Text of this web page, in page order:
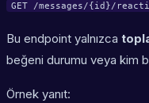
GET /messages/{id}/
Bu endpoint yalnızca
beğeni durumu veya kim
Örnek yanıt: